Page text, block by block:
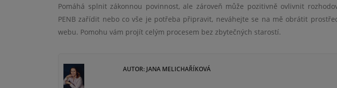
Pomáhá splnit zákonnou povinnost, ale zároveň může pozitivně ovlivnit
PENB zařídit nebo co vše je potřeba připravit, neváhejte se na mě obrátit
webu. Pomohu vám projít celým procesem bez zbytečných starostí.
AUTOR: JANA MELICHAŘÍKOVÁ